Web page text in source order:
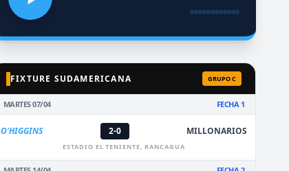
FIXTURE SUDAMERICANA GRUPO C
MARTES 07/04 FECHA 1
O'HIGGINS 2-0 MILLONARIOS
ESTADIO EL TENIENTE, RANCAGUA